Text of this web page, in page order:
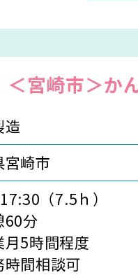
＜宮崎市＞
造
宮崎市
（7.5ｈ）
分
5時間程度
間相談可